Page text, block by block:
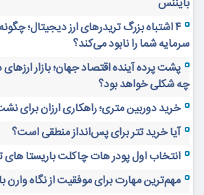
بایننس
۴ اشتباه بزرگ تریدرهای ارز دیجیتال؛
سرمایه شما را نابود می‌کند؟
چه شکلی خواهد بود؟
خرید دوربین متری؛ راهکاری ارزان برای
آیا خرید تتر برای پس‌انداز منطقی است؟
انتخاب اول پودر هات چاکلت باریستا های
مهم‌ترین مهارت برای موفقیت از نگاه